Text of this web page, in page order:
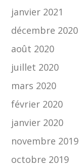
janvier 2021
décembre 2020
août 2020
juillet 2020
mars 2020
février 2020
janvier 2020
novembre 2019
octobre 2019